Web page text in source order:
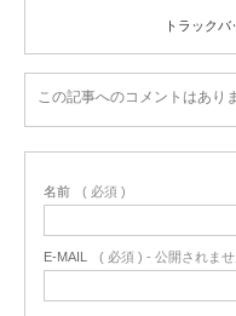
トラックバ
この記事へのコメントはあり
名前 ( 必須 )
E-MAIL ( 必須 ) - 公開されま